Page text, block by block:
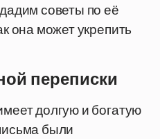
советы по её
она может укрепить
переписки
долгую и богатую
были